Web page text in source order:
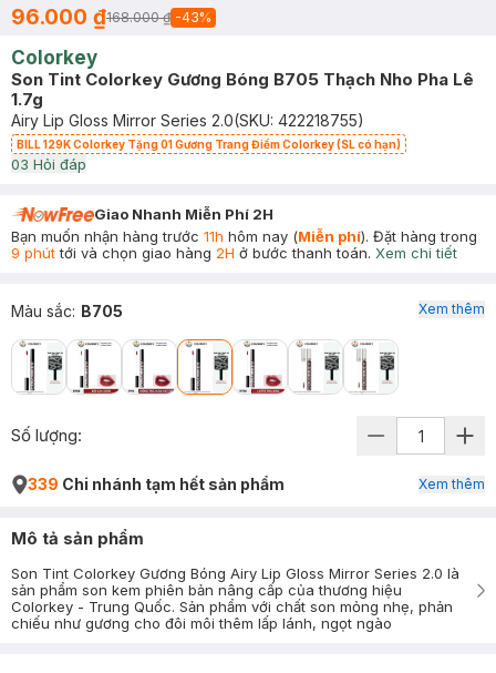
96.000 ₫168.000 ₫ -43%
Colorkey
Son Tint Colorkey Gương Bóng B705 Thạch Nho Pha Lê
1.7g
Airy Lip Gloss Mirror Series 2.0(SKU: 422218755)
BILL 129K Colorkey Tặng 01 Gương Trang Điểm Colorkey (SL có hạn)
03 Hỏi đáp
Giao Nhanh Miễn Phí 2H
Bạn muốn nhận hàng trước 11h hôm nay (Miễn phí). Đặt hàng trong
9 phúttới và chọn giao hàng 2H ở bước thanh toán. Xem chi tiết
Màu sắc: B705 Xem thêm
Số lượng:
339 Chi nhánh tạm hết sản phẩm Xem thêm
Mô tả sản phẩm
Son Tint Colorkey Gương Bóng Airy Lip Gloss Mirror Series 2.0 là
sản phẩm son kem phiên bản nâng cấp của thương hiệu
Colorkey - Trung Quốc. Sản phẩm với chất son mỏng nhẹ, phản
chiếu như gương cho đôi môi thêm lấp lánh, ngọt ngào